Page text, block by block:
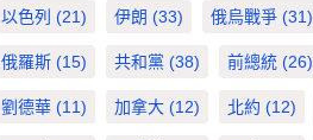
以色列 (21) 伊朗 (33) 俄烏戰爭 (31)
俄羅斯 (15) 共和黨 (38) 前總統 (26)
劉德華 (11) 加拿大 (12) 北約 (12)